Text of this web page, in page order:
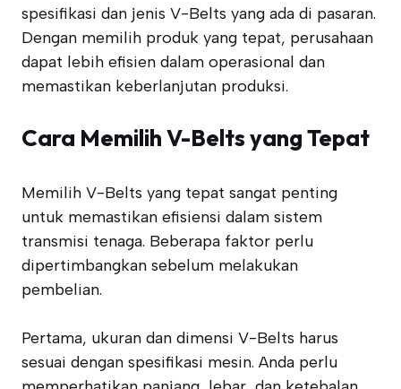
spesifikasi dan jenis V-Belts yang ada di pasaran.
Dengan memilih produk yang tepat, perusahaan
dapat lebih efisien dalam operasional dan
memastikan keberlanjutan produksi.
Cara Memilih V-Belts yang Tepat
Memilih V-Belts yang tepat sangat penting
untuk memastikan efisiensi dalam sistem
transmisi tenaga. Beberapa faktor perlu
dipertimbangkan sebelum melakukan
pembelian.
Pertama, ukuran dan dimensi V-Belts harus
sesuai dengan spesifikasi mesin. Anda perlu